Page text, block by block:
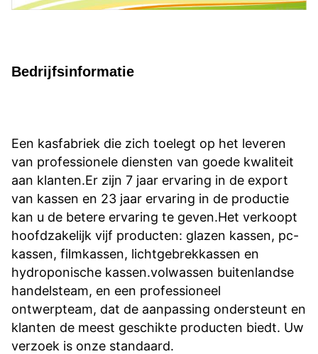
Bedrijfsinformatie
Een kasfabriek die zich toelegt op het leveren
van professionele diensten van goede kwaliteit
aan klanten.Er zijn 7 jaar ervaring in de export
van kassen en 23 jaar ervaring in de productie
kan u de betere ervaring te geven.Het verkoopt
hoofdzakelijk vijf producten: glazen kassen, pc-
kassen, filmkassen, lichtgebrekkassen en
hydroponische kassen.volwassen buitenlandse
handelsteam, en een professioneel
ontwerpteam, dat de aanpassing ondersteunt en
klanten de meest geschikte producten biedt. Uw
verzoek is onze standaard.